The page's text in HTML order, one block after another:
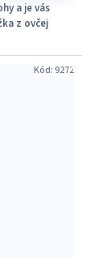
a je vás
z ovčej
Kód:9272